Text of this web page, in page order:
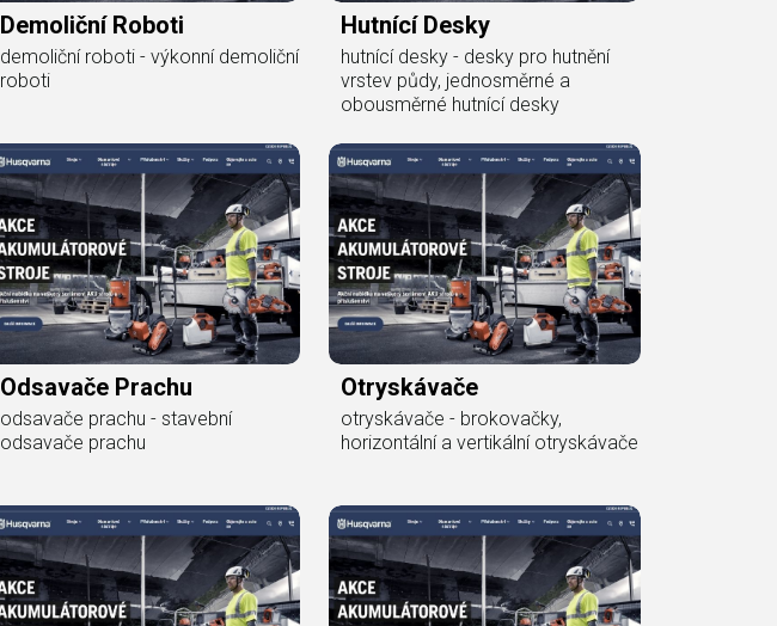
Demoliční Roboti
demoliční roboti - výkonní demoliční
roboti
Hutnící Desky
hutnící desky - desky pro hutnění
vrstev půdy, jednosměrné a
obousměrné hutnící desky
Odsavače Prachu
odsavače prachu - stavební
odsavače prachu
Otryskávače
otryskávače - brokovačky,
horizontální a vertikální otryskávače